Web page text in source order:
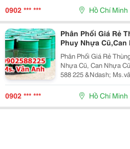
Phuy
0902 *** *** Hồ Chí Minh
Phân Phối Giá Rẻ
Phuy Nhựa Cũ,Can
Phân Phối Giá Rẻ
Nhựa Cũ, Can Nhựa Cũ Các
588 225 &Ndash; Ms.vân Anh Công Ty
Chuyên: -Cung Cấp Các Loại Thùng Phuy Sắt, Thùng
Phuy
0902 *** *** Hồ Chí Minh